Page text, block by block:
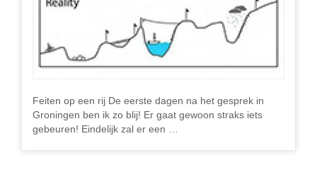
Feiten op een rij De eerste dagen na het gesprek in
Groningen ben ik zo blij! Er gaat gewoon straks iets
gebeuren! Eindelijk zal er een …